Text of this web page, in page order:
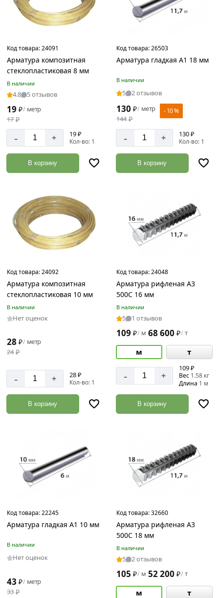
Код товара:24091
Арматура композитная
стеклопластиковая 8 мм
В наличии
4.8 5 отзывов
19 ₽/ метр
17 ₽
- + 19 ₽
Кол-во: 1
В корзину
Код товара:26503
Арматура гладкая А1 18 мм
В наличии
5 2 отзывов
130 ₽/ метр
144 ₽
- 10 %
- + 130 ₽
Кол-во: 1
В корзину
Код товара:24092
Арматура композитная
стеклопластиковая 10 мм
В наличии
Нет оценок
28 ₽/ метр
24 ₽
- + 28 ₽
Кол-во: 1
В корзину
Код товара:24048
Арматура рифленая А3
500С 16 мм
В наличии
5 1 отзывов
109 ₽/ м 68 600 ₽/ т
м т
- +
109 ₽
Вес 1.58 кг
Длина 1 м
В корзину
Код товара:22245
Арматура гладкая А1 10 мм
В наличии
Нет оценок
43 ₽/ метр
33 ₽
Код товара:32660
Арматура рифленая А3
500С 18 мм
В наличии
5 2 отзывов
105 ₽/ м 52 200 ₽/ т
м т